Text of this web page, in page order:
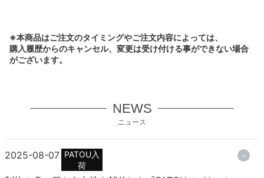
※本商品はご注文のタイミングやご注文内容によっては、
購入履歴からのキャンセル、変更は受け付ける事ができない場合
がございます。
NEWS
ニュース
2025-08-07 PATOU入
荷